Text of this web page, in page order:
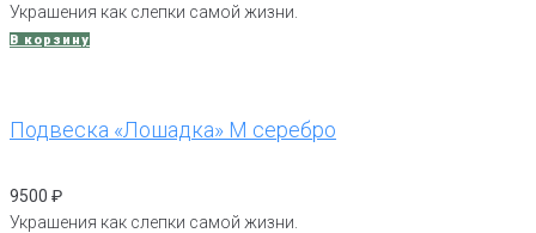
Украшения как слепки самой жизни.
В корзину
Подвеска «Лошадка» М серебро
9500 ₽
Украшения как слепки самой жизни.